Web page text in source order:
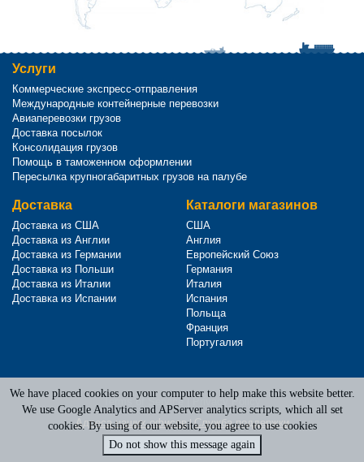
Услуги
Коммерческие экспресс-отправления
Международные контейнерные перевозки
Авиаперевозки грузов
Доставка посылок
Консолидация грузов
Помощь в таможенном оформлении
Пересылка крупногабаритных грузов на палубе
Доставка
Доставка из США
Доставка из Англии
Доставка из Германии
Доставка из Польши
Доставка из Италии
Доставка из Испании
Каталоги магазинов
США
Англия
Европейский Союз
Германия
Италия
Испания
Польща
Франция
Португалия
Terms of Service
Privacy Policy
Адреса наших офисов|Служба поддержки
We have placed cookies on your computer to help make this website better.
We use Google Analytics and APServer analytics scripts, which all set
cookies. By using of our website, you agree to use cookies
Do not show this message again